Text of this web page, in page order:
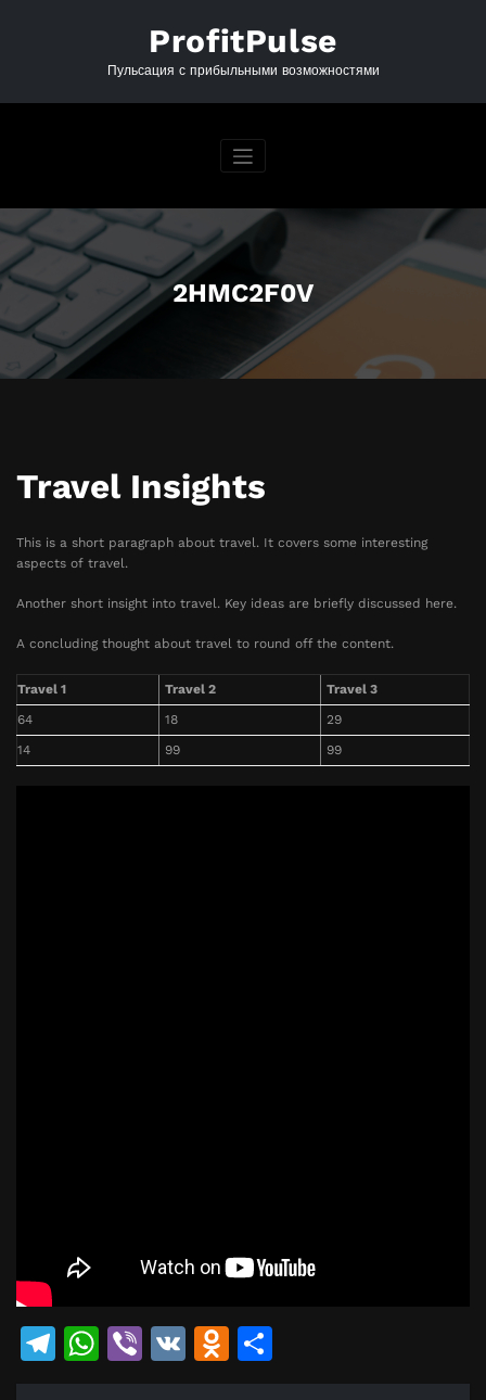
ProfitPulse
Пульсация с прибыльными возможностями
2HMC2F0V
Travel Insights
This is a short paragraph about travel. It covers some interesting
aspects of travel.
Another short insight into travel. Key ideas are briefly discussed here.
A concluding thought about travel to round off the content.
Travel 1 Travel 2
Travel 3
64
18
29
14
99 99
Telegram
WhatsApp
Viber
VK Odnoklassniki